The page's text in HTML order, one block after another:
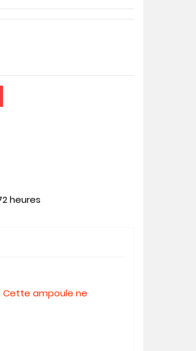
heures
Cette ampoule ne